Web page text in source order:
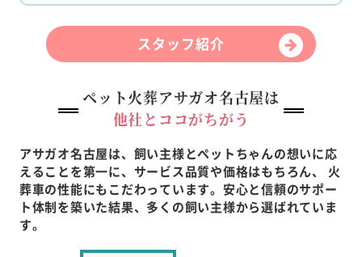
スタッフ紹介
ペット火葬アサガオ名古屋は
他社とココがちがう
アサガオ名古屋は、飼い主様とペットちゃんの想いに応
えることを第一に、サービス品質や価格はもちろん、
火
葬車の性能にもこだわっています。安心と信頼のサポー
ト体制を築いた結果、多くの飼い主様から選ばれていま
す。